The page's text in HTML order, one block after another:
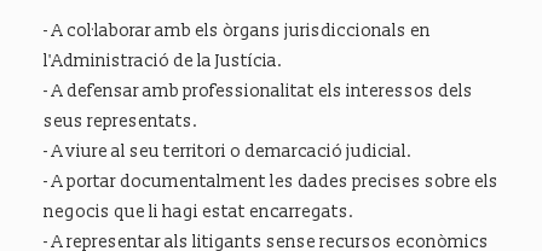
- A col·laborar amb els òrgans jurisdiccionals en
l'Administració de la Justícia.
- A defensar amb professionalitat els interessos dels
seus representats.
- A viure al seu territori o demarcació judicial.
- A portar documentalment les dades precises sobre els
negocis que li hagi estat encarregats.
- A representar als litigants sense recursos econòmics